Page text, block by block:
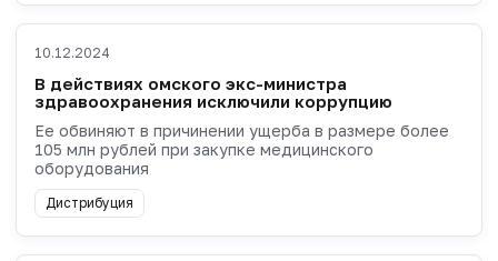
10.12.2024
В действиях омского экс-министра
здравоохранения исключили коррупцию
Ее обвиняют в причинении ущерба в размере более
105 млн рублей при закупке медицинского
оборудования
Дистрибуция